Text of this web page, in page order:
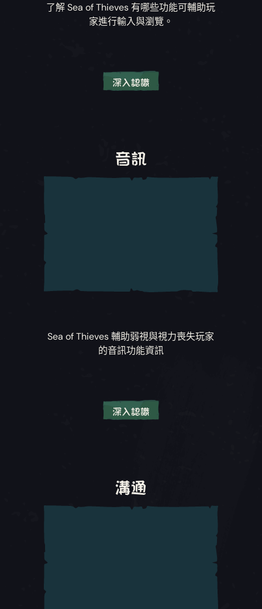
了解Sea of Thieves 有哪些功能可輔助玩
家進行輸入與瀏覽。
深入認識
虛擬鍵盤
沒有鍵盤的玩家可選擇使用虛擬鍵盤輸入文字。
需要按住的按鈕數量。
停用 PC 控制器輸入
單搖桿導覽
遊戲。此選項會自動啟用「自動
置中視角」、「鎖定互動提示」和「自動漂浮在
水中」設定。啟用此選項時，玩家無法掃射、往
上及往下看，且在操控船隻部件，例如船舵、絞
盤、船帆和大砲時，無法環顧四周。
音訊
Sea of Thieves輔助弱視與視力喪失玩家
的音訊功能資訊
深入認識
讓玩家自訂各音訊頻道的音訊混音方式。
讀彈出式訊息。
溝通